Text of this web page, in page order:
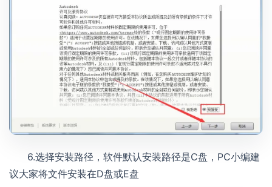
6.选择安装路径，软件默认安装路径是C盘，PC小编建
议大家将文件安装在D盘或E盘